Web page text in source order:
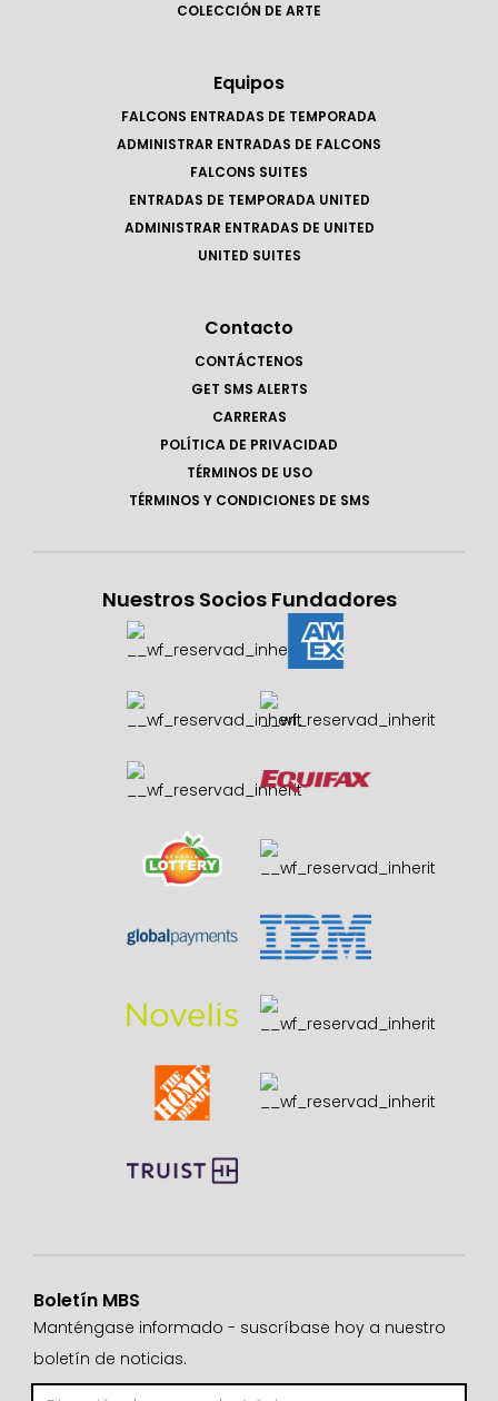
COLECCIÓN DE ARTE
Equipos
FALCONS ENTRADAS DE TEMPORADA
ADMINISTRAR ENTRADAS DE FALCONS
FALCONS SUITES
ENTRADAS DE TEMPORADA UNITED
ADMINISTRAR ENTRADAS DE UNITED
UNITED SUITES
Contacto
CONTÁCTENOS
GET SMS ALERTS
CARRERAS
POLÍTICA DE PRIVACIDAD
TÉRMINOS DE USO
TÉRMINOS Y CONDICIONES DE SMS
Nuestros Socios Fundadores
Boletín MBS
Manténgase informado - suscríbase hoy a nuestro
boletín de noticias.